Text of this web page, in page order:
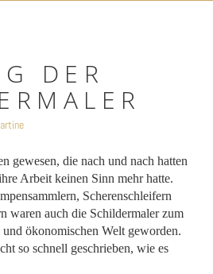
DER
gewesen, die nach und nach hatten
Arbeit keinen Sinn mehr hatte.
Scherenschleifern
waren auch die Schildermaler zum
ökonomischen Welt geworden.
so schnell geschrieben, wie es